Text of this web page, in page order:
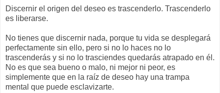
Discernir el origen del deseo es trascenderlo. Trascenderlo
es liberarse.
No tienes que discernir nada, porque tu vida se desplegará
perfectamente sin ello, pero si no lo haces no lo
trascenderás y si no lo trasciendes quedarás atrapado en él.
No es que sea bueno o malo, ni mejor ni peor, es
simplemente que en la raíz de deseo hay una trampa
mental que puede esclavizarte.